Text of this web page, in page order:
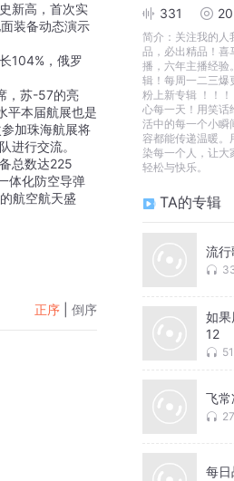
新高，首次实
装备动态演示
104%，俄罗
，苏-57的亮
平本届航展也是
加珠海航展将
进行交流。
总数达225
体化防空导弹
航空航天盛
正序 倒序
331 20
简介： 关注我的人
品，必出精品！喜
播，六年主播经验
辑！每周一二三
粉上新专辑 ！！
心每一天！用笑话
活中的每一个小瞬
容都能传递温暖。
染每一个人，让大
轻松与快乐。
TA的专辑
流
如果
12
飞
每